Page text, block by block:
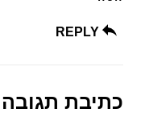
REPLY
כתיבת תגובה